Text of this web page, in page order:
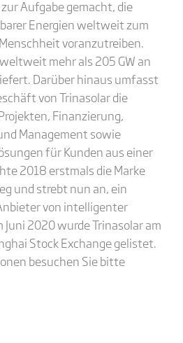
Aufgabe gemacht, die
Energien weltweit zum
voranzutreiben.
mehr als 205 GW an
Darüber hinaus umfasst
von Trinasolar die
Finanzierung,
Management sowie
für Kunden aus einer
2018 erstmals die Marke
und strebt nun an, ein
von intelligenter
Juni 2020 wurde Trinasolar am
Stock Exchange gelistet.
besuchen Sie bitte